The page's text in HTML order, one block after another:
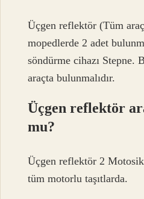
Üçgen reflektör (Tüm
mopedlerde 2 adet
söndürme cihazı Stepne.
araçta bulunmalıdır.
Üçgen reflektör
mu?
Üçgen reflektör 2
tüm motorlu taşıtlarda.